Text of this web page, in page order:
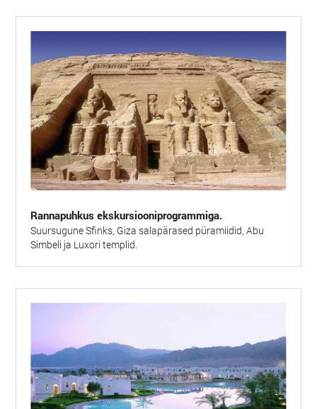
Rannapuhkus ekskursiooniprogrammiga.
Suursugune Sfinks, Giza salapärased püramiidid, Abu
Simbeli ja Luxori templid.